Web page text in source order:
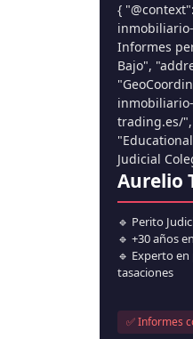
{
Informes
Bajo",
trading.es/
Judicial
Aurelio
🔹 Perito
🔹 +30 años
🔹 Experto
tasaciones
✅ Informes